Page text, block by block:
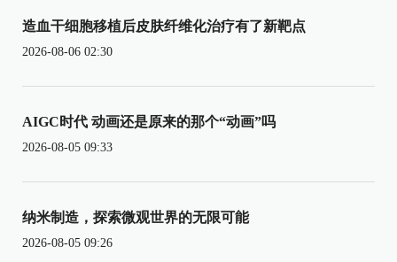
造血干细胞移植后皮肤纤维化治疗有了新靶点
2026-08-06 02:30
AIGC时代 动画还是原来的那个“动画”吗
2026-08-05 09:33
纳米制造，探索微观世界的无限可能
2026-08-05 09:26